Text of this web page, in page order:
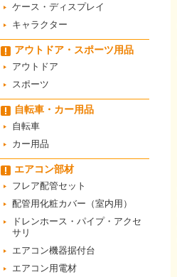
ケース・ディスプレイ
キャラクター
アウトドア・スポーツ用品
アウトドア
スポーツ
自転車・カー用品
自転車
カー用品
エアコン部材
フレア配管セット
配管用化粧カバー（室内用）
ドレンホース・パイプ・アクセ
サリ
エアコン機器据付台
エアコン用電材